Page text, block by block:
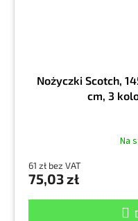
Nożyczki Scotch,
cm, 3
Na
61 zł bez VAT
75,03 zł